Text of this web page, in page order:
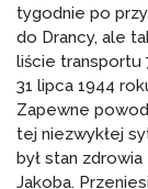
tygodnie po
do Drancy, ale
liście transportu
31 lipca 1944
Zapewne
tej niezwykłej
był stan zdrowia
Jakoba.